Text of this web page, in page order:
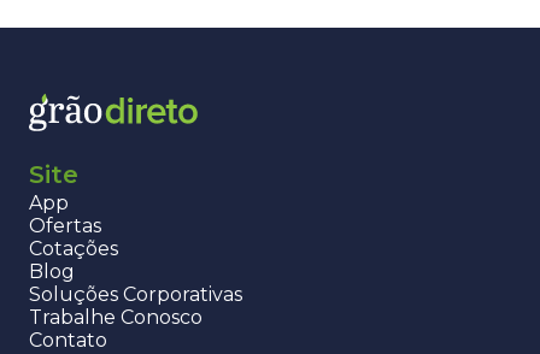
Site
App
Ofertas
Cotações
Blog
Soluções Corporativas
Trabalhe Conosco
Contato